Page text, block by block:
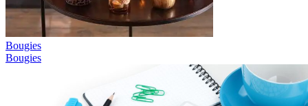
Bougies
Bougies